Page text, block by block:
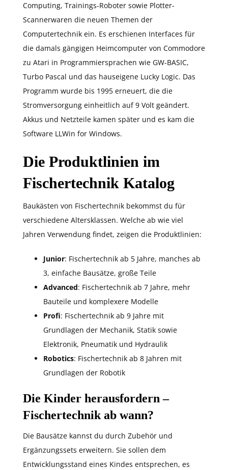
Computing, Trainings-Roboter sowie Plotter-
Scannerwaren die neuen Themen der
Computertechnik ein. Es erschienen Interfaces für
die damals gängigen Heimcomputer von Commodore
zu Atari in Programmiersprachen wie GW-BASIC,
Turbo Pascal und das hauseigene Lucky Logic. Das
Programm wurde bis 1995 erneuert, die die
Stromversorgung einheitlich auf 9 Volt geändert.
Akkus und Netzteile kamen später und es kam die
Software LLWin for Windows.
Die Produktlinien im
Fischertechnik Katalog
Baukästen von Fischertechnik bekommst du für
verschiedene Altersklassen. Welche ab wie viel
Jahren Verwendung findet, zeigen die Produktlinien:
Junior: Fischertechnik ab 5 Jahre, manches ab
3, einfache Bausätze, große Teile
Advanced: Fischertechnik ab 7 Jahre, mehr
Bauteile und komplexere Modelle
Profi: Fischertechnik ab 9 Jahre mit
Grundlagen der Mechanik, Statik sowie
Elektronik, Pneumatik und Hydraulik
Robotics: Fischertechnik ab 8 Jahren mit
Grundlagen der Robotik
Die Kinder herausfordern –
Fischertechnik ab wann?
Die Bausätze kannst du durch Zubehör und
Ergänzungssets erweitern. Sie sollen dem
Entwicklungsstand eines Kindes entsprechen, es